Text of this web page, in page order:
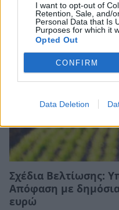
I want to opt-out of
Retention, Sale, and/
Personal Data that Is
Purposes for which it
Opted Out
CONFIRM
Data Deletion
Σχέδια Βελτίωσης:
Απόφαση με
ευρώ